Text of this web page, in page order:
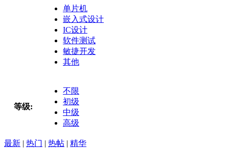
单片机
嵌入式设计
IC设计
软件测试
敏捷开发
其他
等级:
不限
初级
中级
高级
最新 | 热门 | 热帖 | 精华